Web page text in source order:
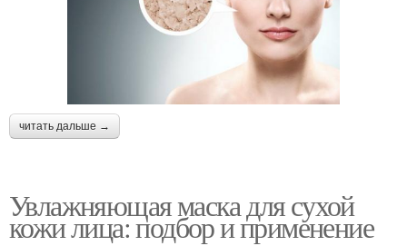
читать дальше →
Увлажняющая маска для сухой
кожи лица: подбор и применение